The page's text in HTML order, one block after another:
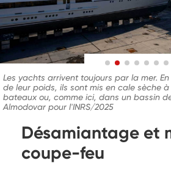
Les yachts arrivent toujours par la mer.
de leur poids, ils sont mis en cale sèche à
bateaux ou, comme ici, dans un bassin
Almodovar pour l'INRS/2025
Désamiantage et
coupe-feu